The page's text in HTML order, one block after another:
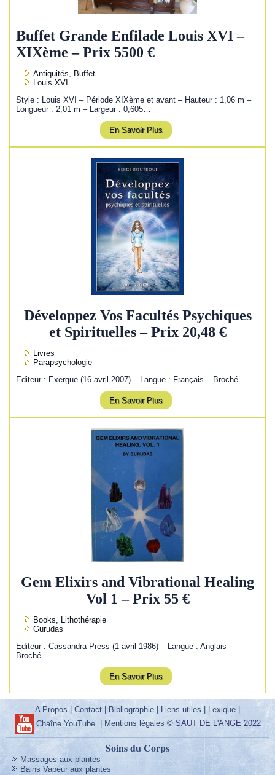
Buffet Grande Enfilade Louis XVI –
XIXème – Prix 5500 €
Antiquités, Buffet
Louis XVI
Style : Louis XVI – Période XIXème et avant – Hauteur : 1,06 m –
Longueur : 2,01 m – Largeur : 0,605…
En Savoir Plus
Développez Vos Facultés Psychiques
et Spirituelles – Prix 20,48 €
Livres
Parapsychologie
Editeur : Exergue (16 avril 2007) – Langue : Français – Broché…
En Savoir Plus
Gem Elixirs and Vibrational Healing
Vol 1 – Prix 55 €
Books, Lithothérapie
Gurudas
Editeur : Cassandra Press (1 avril 1986) – Langue : Anglais –
Broché…
En Savoir Plus
A Propos |Contact | Bibliographie | Liens utiles| Lexique |
Chaîne YouTube| Mentions légales © SAUT DE L'ANGE 2022
Soins du Corps
Massages aux plantes
Bains Vapeur aux plantes